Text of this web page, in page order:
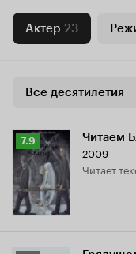
Актер 23
Все десятилетия
Рейтинг
Кинопоиска
7.9
7.9 Читаем
2009
читает